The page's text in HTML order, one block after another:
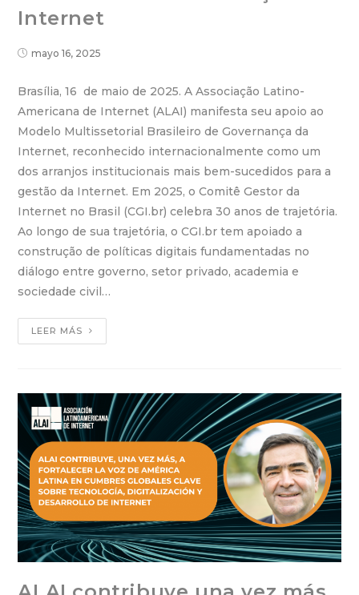
Internet
mayo 16, 2025
Brasília, 16 de maio de 2025. A Associação Latino-
Americana de Internet (ALAI) manifesta seu apoio ao
Modelo Multissetorial Brasileiro de Governança da
Internet, reconhecido internacionalmente como um
dos arranjos institucionais mais bem-sucedidos para a
gestão da Internet. Em 2025, o Comitê Gestor da
Internet no Brasil (CGI.br) celebra 30 anos de trajetória.
Ao longo de sua trajetória, o CGI.br tem apoiado a
construção de políticas digitais fundamentadas no
diálogo entre governo, setor privado, academia e
sociedade civil…
LEER MÁS